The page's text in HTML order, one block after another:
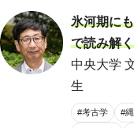
氷河期に
で読み解
中央大学
生
#考古学 #